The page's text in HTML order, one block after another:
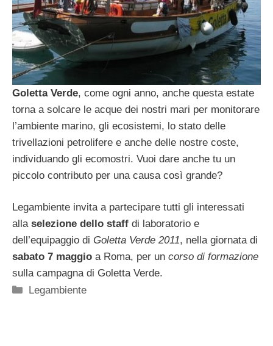
Goletta Verde, come ogni anno, anche questa estate
torna a solcare le acque dei nostri mari per monitorare
l’ambiente marino, gli ecosistemi, lo stato delle
trivellazioni petrolifere e anche delle nostre coste,
individuando gli ecomostri. Vuoi dare anche tu un
piccolo contributo per una causa così grande?
Legambiente invita a partecipare tutti gli interessati
alla selezione dello staff di laboratorio e
dell’equipaggio di Goletta Verde 2011, nella giornata di
sabato 7 maggio a Roma, per un corso di formazione
sulla campagna di Goletta Verde.
Categorie
Legambiente